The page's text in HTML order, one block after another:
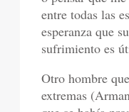
entre todas las
esperanza que
sufrimiento es
Otro hombre
extremas